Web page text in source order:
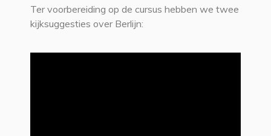
Ter voorbereiding op de cursus hebben we twee
kijksuggesties over Berlijn: